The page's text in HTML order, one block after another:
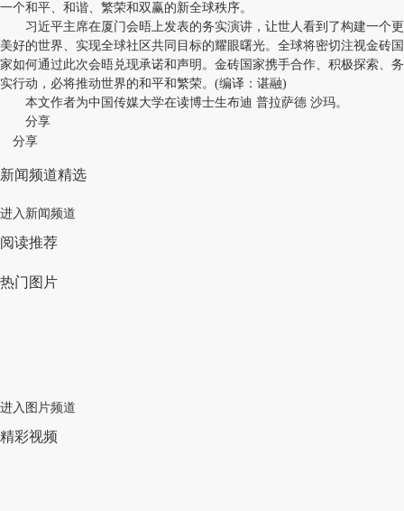
一个和平、和谐、繁荣和双赢的新全球秩序。
习近平主席在厦门会晤上发表的务实演讲，让世人看到了构建一个更
美好的世界、实现全球社区共同目标的耀眼曙光。全球将密切注视金砖国
家如何通过此次会晤兑现承诺和声明。金砖国家携手合作、积极探索、务
实行动，必将推动世界的和平和繁荣。(编译：谌融)
本文作者为中国传媒大学在读博士生布迪 普拉萨德 沙玛。
分享
分享
新闻频道精选
进入新闻频道
阅读推荐
热门图片
进入图片频道
精彩视频